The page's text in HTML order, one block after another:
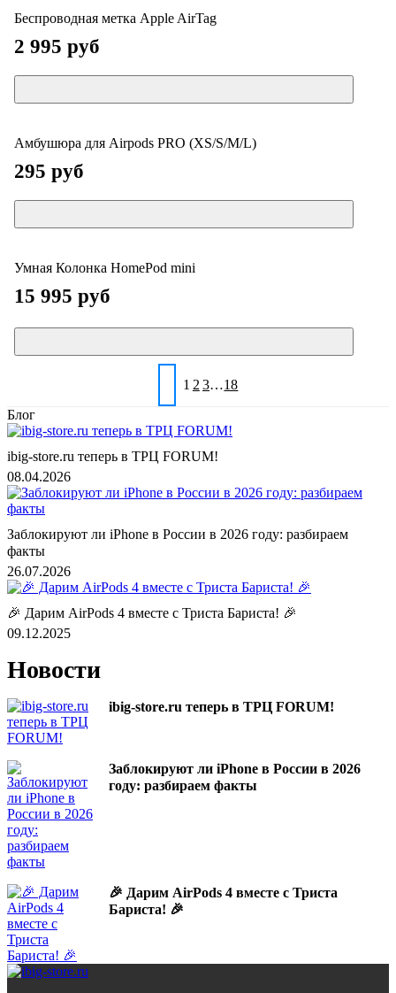
Беспроводная метка Apple AirTag
2 995 руб
Амбушюра для Airpods PRO (XS/S/M/L)
295 руб
Умная Колонка HomePod mini
15 995 руб
1 2 3…18
Блог
ibig-store.ru теперь в ТРЦ FORUM!
08.04.2026
Заблокируют ли iPhone в России в 2026 году: разбираем
факты
26.07.2026
🎉 Дарим AirPods 4 вместе с Триста Бариста! 🎉
09.12.2025
Новости
ibig-store.ru теперь в ТРЦ FORUM!
Заблокируют ли iPhone в России в 2026
году: разбираем факты
🎉 Дарим AirPods 4 вместе с Триста
Бариста! 🎉